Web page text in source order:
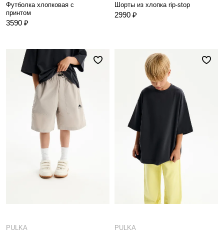
Футболка хлопковая с
принтом
3590 ₽
Шорты из хлопка rip-stop
2990 ₽
PULKA
PULKA